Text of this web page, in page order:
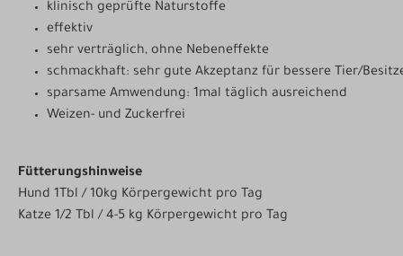
klinisch geprüfte Naturstoffe
effektiv
sehr verträglich, ohne Nebeneffekte
schmackhaft: sehr gute Akzeptanz für bessere Tier/
sparsame Amwendung: 1mal täglich ausreichend
Weizen- und Zuckerfrei
Fütterungshinweise
Hund 1Tbl / 10kg Körpergewicht pro Tag
Katze 1/2 Tbl / 4-5 kg Körpergewicht pro Tag